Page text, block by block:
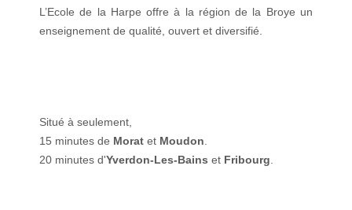
L’Ecole de la Harpe offre à la région de la Broye un
enseignement de qualité, ouvert et diversifié.
Situé à seulement,
15 minutes de Morat et Moudon
20 minutes d'Yverdon-Les-Bains et Fribourg